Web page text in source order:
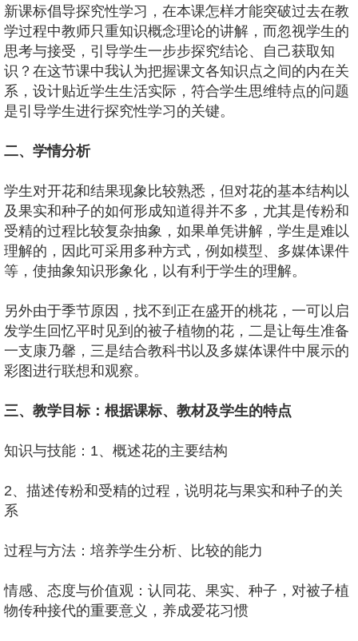
新课标倡导探究性学习，在本课怎样才能突破过去在教
学过程中教师只重知识概念理论的讲解，而忽视学生的
思考与接受，引导学生一步步探究结论、自己获取知
识？在这节课中我认为把握课文各知识点之间的内在关
系，设计贴近学生生活实际，符合学生思维特点的问题
是引导学生进行探究性学习的关键。
二、学情分析
学生对开花和结果现象比较熟悉，但对花的基本结构以
及果实和种子的如何形成知道得并不多，尤其是传粉和
受精的过程比较复杂抽象，如果单凭讲解，学生是难以
理解的，因此可采用多种方式，例如模型、多媒体课件
等，使抽象知识形象化，以有利于学生的理解。
另外由于季节原因，找不到正在盛开的桃花，一可以启
发学生回忆平时见到的被子植物的花，二是让每生准备
一支康乃馨，三是结合教科书以及多媒体课件中展示的
彩图进行联想和观察。
三、教学目标：根据课标、教材及学生的特点
知识与技能：1、概述花的主要结构
2、描述传粉和受精的过程，说明花与果实和种子的关
系
过程与方法：培养学生分析、比较的能力
情感、态度与价值观：认同花、果实、种子，对被子植
物传种接代的重要意义，养成爱花习惯